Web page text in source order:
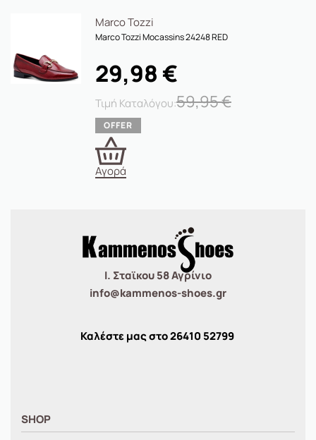
Marco Tozzi
Marco Tozzi Mocassins 24248 RED
59,95€
29,98 €
Αγορά
Ι. Σταϊκου 58 Αγρίνιο
info@kammenos-shoes.gr
Καλέστε μας στο26410 52799
SHOP